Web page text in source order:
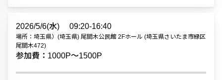
2026/5/6(水) 09:20-16:40
場所：埼玉県）(埼玉県) 尾間木公民館 2Fホール (埼玉県さいたま市緑区
尾間木472)
参加費：1000P〜1500P